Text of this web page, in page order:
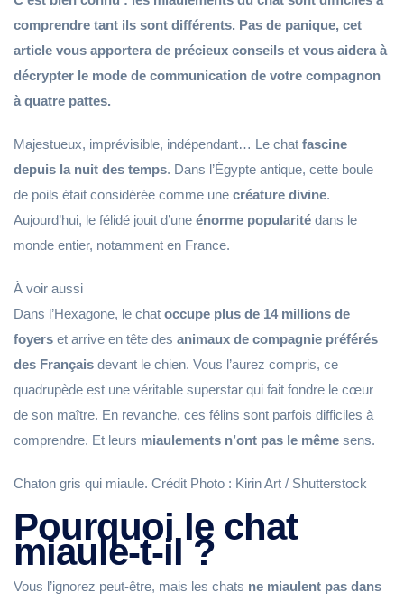
comprendre tant ils sont différents. Pas de panique, cet
article vous apportera de précieux conseils et vous aidera à
décrypter le mode de communication de votre compagnon
à quatre pattes.
Majestueux, imprévisible, indépendant… Le chat fascine
depuis la nuit des temps. Dans l’Égypte antique, cette boule
de poils était considérée comme une créature divine.
Aujourd’hui, le félidé jouit d’une énorme popularité dans le
monde entier, notamment en France.
À voir aussi
Dans l’Hexagone, le chat occupe plus de 14 millions de
foyers et arrive en tête des animaux de compagnie préférés
des Français devant le chien. Vous l’aurez compris, ce
quadrupède est une véritable superstar qui fait fondre le cœur
de son maître. En revanche, ces félins sont parfois difficiles à
comprendre. Et leurs miaulements n’ont pas le même sens.
Chaton gris qui miaule. Crédit Photo : Kirin Art / Shutterstock
Pourquoi le chat
miaule-t-il ?
Vous l’ignorez peut-être, mais les chats ne miaulent pas dans